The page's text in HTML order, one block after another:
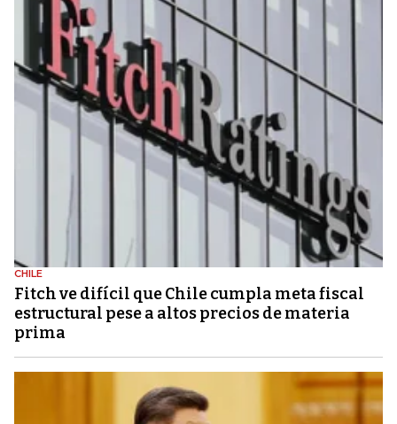
CHILE
Fitch ve difícil que Chile cumpla meta fiscal
estructural pese a altos precios de materia
prima